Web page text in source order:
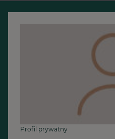
Profil prywatny